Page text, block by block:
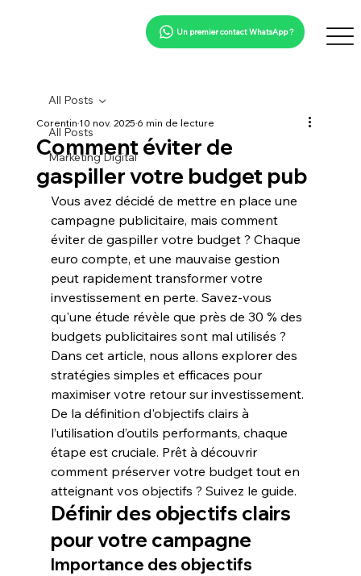
Un premier contact WhatsApp ?
All Posts
Marketing Digital
All Posts
Comment éviter de
gaspiller votre budget pub
Corentin10 nov. 20256 min de lecture
Vous avez décidé de mettre en place une
campagne publicitaire, mais comment
éviter de gaspiller votre budget ? Chaque
euro compte, et une mauvaise gestion
peut rapidement transformer votre
investissement en perte. Savez-vous
qu'une étude révèle que près de 30 % des
budgets publicitaires sont mal utilisés ?
Dans cet article, nous allons explorer des
stratégies simples et efficaces pour
maximiser votre retour sur investissement.
De la définition d'objectifs clairs à
l’utilisation d’outils performants, chaque
étape est cruciale. Prêt à découvrir
comment préserver votre budget tout en
atteignant vos objectifs ? Suivez le guide.
Définir des objectifs clairs
pour votre campagne
Importance des objectifs